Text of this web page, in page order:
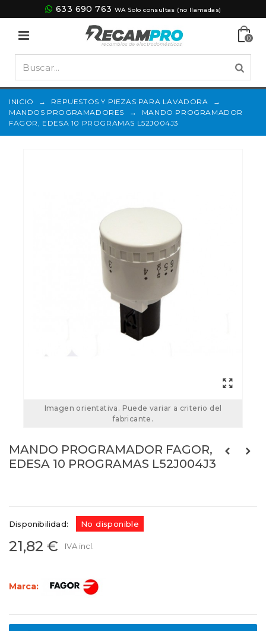
633 690 763 WA Solo consultas (no llamadas)
0
INICIO → REPUESTOS Y PIEZAS PARA LAVADORA
→
MANDOS PROGRAMADORES
→
MANDO PROGRAMADOR
FAGOR, EDESA 10 PROGRAMAS L52J004J3
Imagen orientativa. Puede variar a criterio del
fabricante.
MANDO PROGRAMADOR FAGOR,
EDESA 10 PROGRAMAS L52J004J3
Disponibilidad: No disponible
21,82 € IVA incl.
Marca: